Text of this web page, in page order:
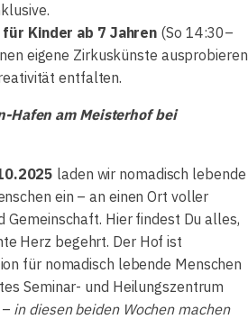
Kinder ab 7 Jahren (So 14:30–
eigene Zirkuskünste ausprobieren
entfalten.
Hafen am Meisterhof bei
laden wir nomadisch lebende
ein – an einen Ort voller
Gemeinschaft. Hier findest Du alles,
Herz begehrt. Der Hof ist
für nomadisch lebende Menschen
Seminar- und Heilungszentrum
in diesen beiden Wochen machen